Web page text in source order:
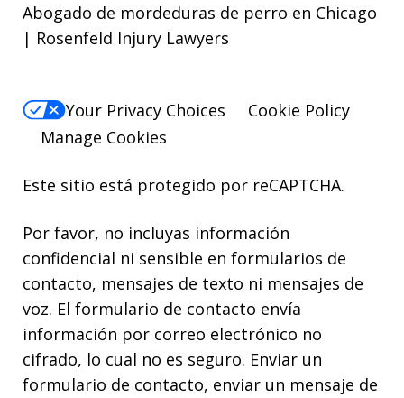
Abogado de mordeduras de perro en Chicago
| Rosenfeld Injury Lawyers
Your Privacy Choices
Cookie Policy
Manage Cookies
Este sitio está protegido por reCAPTCHA.
Por favor, no incluyas información
confidencial ni sensible en formularios de
contacto, mensajes de texto ni mensajes de
voz. El formulario de contacto envía
información por correo electrónico no
cifrado, lo cual no es seguro. Enviar un
formulario de contacto, enviar un mensaje de